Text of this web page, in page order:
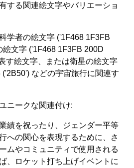
する関連絵文字やバリエーショ
学者の絵文字 ('1F468 1F3FB
文字 ('1F468 1F3FB 200D
す絵文字、または衛星の絵文字
などの宇宙旅行に関連す
ニークな関連付け:
績を祝ったり、ジェンダー平等
への関心を表現するために、さ
ムやコミュニティで使用される
、ロケット打ち上げイベントに